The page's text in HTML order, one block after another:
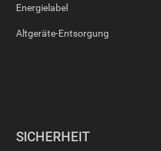
Energielabel
Altgeräte-Entsorgung
SICHERHEIT